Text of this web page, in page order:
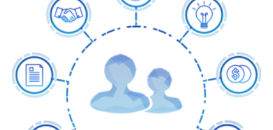
WEBプラス